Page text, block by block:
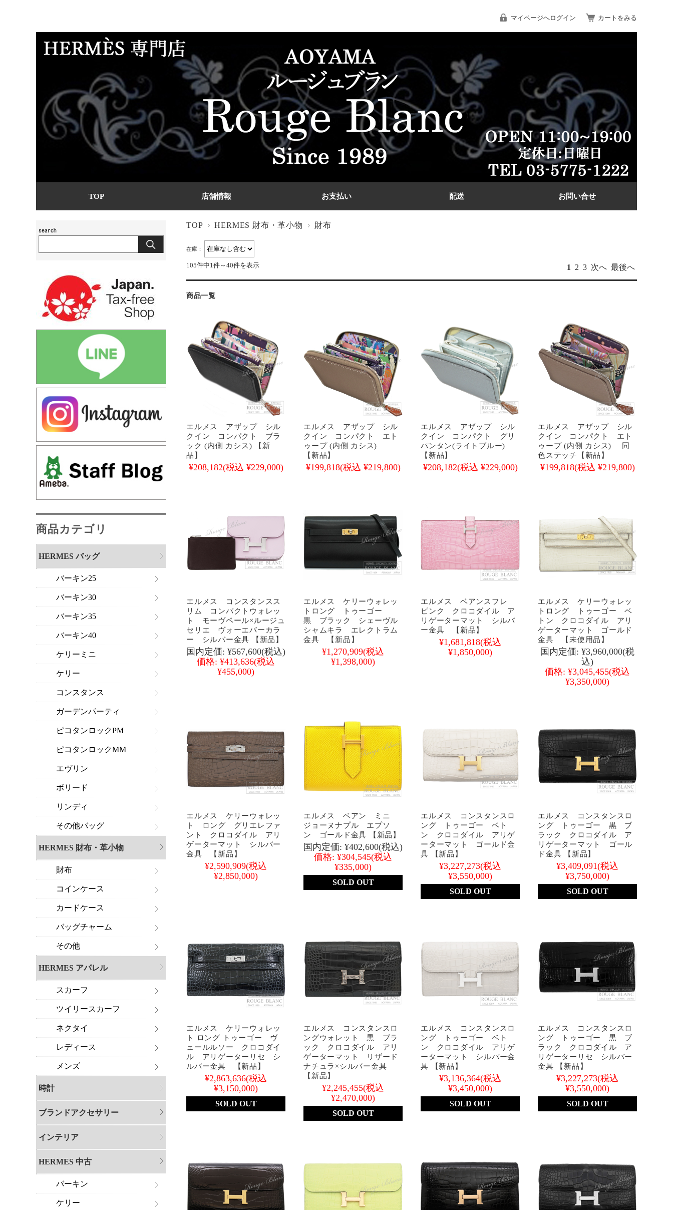
マイページへログイン カートをみる
TOP 店舗情報 お支払い 配送 お問い合せ
TOP HERMES 財布・革小物 財布
在庫：
105件中1件～40件を表示 1 2 3 次へ 最後へ
商品一覧
エルメス アザップ シル
クイン コンパクト ブラ
ック (内側 カシス) 【新
品】
¥208,182(税込 ¥229,000)
エルメス アザップ シル
クイン コンパクト エト
ゥープ (内側 カシス)
【新品】
¥199,818(税込 ¥219,800)
エルメス アザップ シル
クイン コンパクト グリ
パンタン(ライトブルー)
【新品】
¥208,182(税込 ¥229,000)
エルメス アザップ シル
クイン コンパクト エト
ゥープ (内側 カシス) 同
色ステッチ【新品】
¥199,818(税込 ¥219,800)
エルメス コンスタンスス
リム コンパクトウォレッ
ト モーヴペール×ルージュ
セリエ ヴォーエバーカラ
ー シルバー金具 【新品】
国内定価: ¥567,600(税込)
価格: ¥413,636(税込
¥455,000)
エルメス ケリーウォレッ
トロング トゥーゴー
黒 ブラック シェーヴル
シャムキラ エレクトラム
金具 【新品】
¥1,270,909(税込
¥1,398,000)
エルメス ベアンスフレ
ピンク クロコダイル ア
リゲーターマット シルバ
ー金具 【新品】
¥1,681,818(税込
¥1,850,000)
エルメス ケリーウォレッ
トロング トゥーゴー ベ
トン クロコダイル アリ
ゲーターマット ゴールド
金具 【未使用品】
国内定価: ¥3,960,000(税
込)
価格: ¥3,045,455(税込
¥3,350,000)
エルメス ケリーウォレッ
ト ロング グリエレファ
ント クロコダイル アリ
ゲーターマット シルバー
金具 【新品】
¥2,590,909(税込
¥2,850,000)
エルメス ベアン ミニ
ジョーヌナプル エプソ
ン ゴールド金具 【新品】
国内定価: ¥402,600(税込)
価格: ¥304,545(税込
¥335,000)
SOLD OUT
エルメス コンスタンスロ
ング トゥーゴー ベト
ン クロコダイル アリゲ
ーターマット ゴールド金
具 【新品】
¥3,227,273(税込
¥3,550,000)
SOLD OUT
エルメス コンスタンスロ
ング トゥーゴー 黒 ブ
ラック クロコダイル ア
リゲーターマット ゴール
ド金具 【新品】
¥3,409,091(税込
¥3,750,000)
SOLD OUT
エルメス ケリーウォレッ
ト ロング トゥーゴー ヴ
ェールルソー クロコダイ
ル アリゲーターリセ シ
ルバー金具 【新品】
¥2,863,636(税込
¥3,150,000)
SOLD OUT
エルメス コンスタンスロ
ングウォレット 黒 ブラ
ック クロコダイル アリ
ゲーターマット リザード
ナチュラ×シルバー金具
【新品】
¥2,245,455(税込
¥2,470,000)
SOLD OUT
エルメス コンスタンスロ
ング トゥーゴー ベト
ン クロコダイル アリゲ
ーターマット シルバー金
具 【新品】
¥3,136,364(税込
¥3,450,000)
SOLD OUT
エルメス コンスタンスロ
ング トゥーゴー 黒 ブ
ラック クロコダイル ア
リゲーターリセ シルバー
金具 【新品】
¥3,227,273(税込
¥3,550,000)
SOLD OUT
商品カテゴリ
HERMES バッグ
バーキン25
バーキン30
バーキン35
バーキン40
ケリーミニ
ケリー
コンスタンス
ガーデンパーティ
ピコタンロックPM
ピコタンロックMM
エヴリン
ボリード
リンディ
その他バッグ
HERMES 財布・革小物
財布
コインケース
カードケース
バッグチャーム
その他
HERMES アパレル
スカーフ
ツイリースカーフ
ネクタイ
レディース
メンズ
時計
ブランドアクセサリー
インテリア
HERMES 中古
バーキン
ケリー